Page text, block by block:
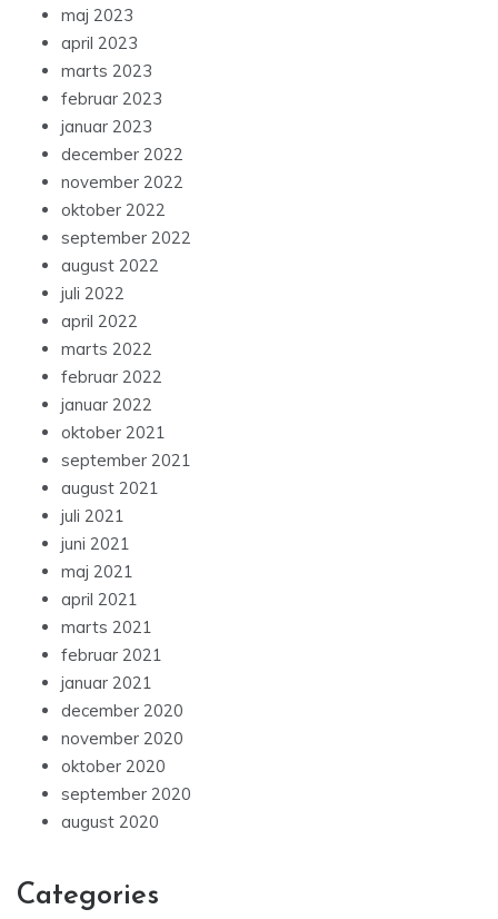
maj 2023
april 2023
marts 2023
februar 2023
januar 2023
december 2022
november 2022
oktober 2022
september 2022
august 2022
juli 2022
april 2022
marts 2022
februar 2022
januar 2022
oktober 2021
september 2021
august 2021
juli 2021
juni 2021
maj 2021
april 2021
marts 2021
februar 2021
januar 2021
december 2020
november 2020
oktober 2020
september 2020
august 2020
Categories